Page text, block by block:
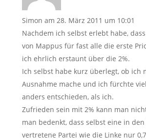
Simon am 28. März 2011 um 10:01
Nachdem ich selbst erlebt habe,
von Mappus für fast alle die erste
ich ehrlich erstaunt über die 2%.
Ich selbst habe kurz überlegt, ob ich
Ausnahme mache und ich fürchte
anders entschieden, als ich.
Zufrieden sein mit 2% kann man
man bedenkt, dass selbst eine in
vertretene Partei wie die Linke nur